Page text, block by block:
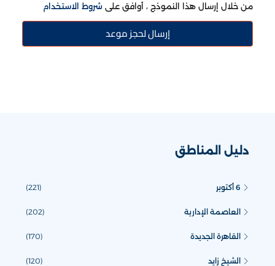
من خلال إرسال هذا النموذج ، أوافق على شروط الاستخدام
إرسال لحجز موعد
دليل المناطق
6 أكتوبر (221)
العاصمة الإدارية (202)
القاهرة الجديدة (170)
الشيخ زايد (120)